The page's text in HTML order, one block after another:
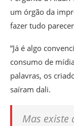
um órgão da
fazer tudo
“Já é algo
consumo de
palavras, os
saíram dali.
Mas existe